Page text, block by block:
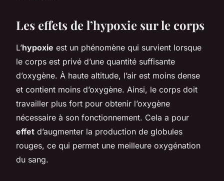
Les effets de l’hypoxie sur le corps
L’hypoxie est un phénomène qui survient lorsque
le corps est privé d’une quantité suffisante
d’oxygène. À haute altitude, l’air est moins dense
et contient moins d’oxygène. Ainsi, le corps doit
travailler plus fort pour obtenir l’oxygène
nécessaire à son fonctionnement. Cela a pour
effet d’augmenter la production de globules
rouges, ce qui permet une meilleure oxygénation
du sang.